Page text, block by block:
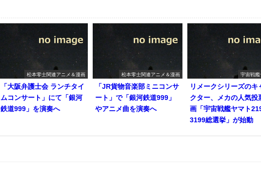
松本零士関連アニメ＆漫画
「大阪弁護士会 ランチタイ
ムコンサート」にて「銀河
鉄道999」を演奏へ
松本零士関連アニメ＆漫画
「JR貨物音楽部ミニコンサ
ート」で「銀河鉄道999」
やアニメ曲を演奏へ
宇宙戦艦
リメークシリーズのキ
クター、メカの人気投
画「宇宙戦艦ヤマト
3199総選挙」が始動